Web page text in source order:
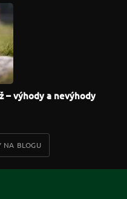
– výhody a nevýhody
NA BLOGU